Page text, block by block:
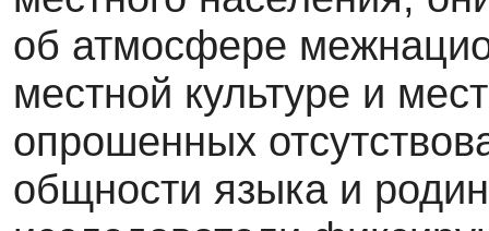
об атмосфере
местной культуре и
опрошенных
общности языка и